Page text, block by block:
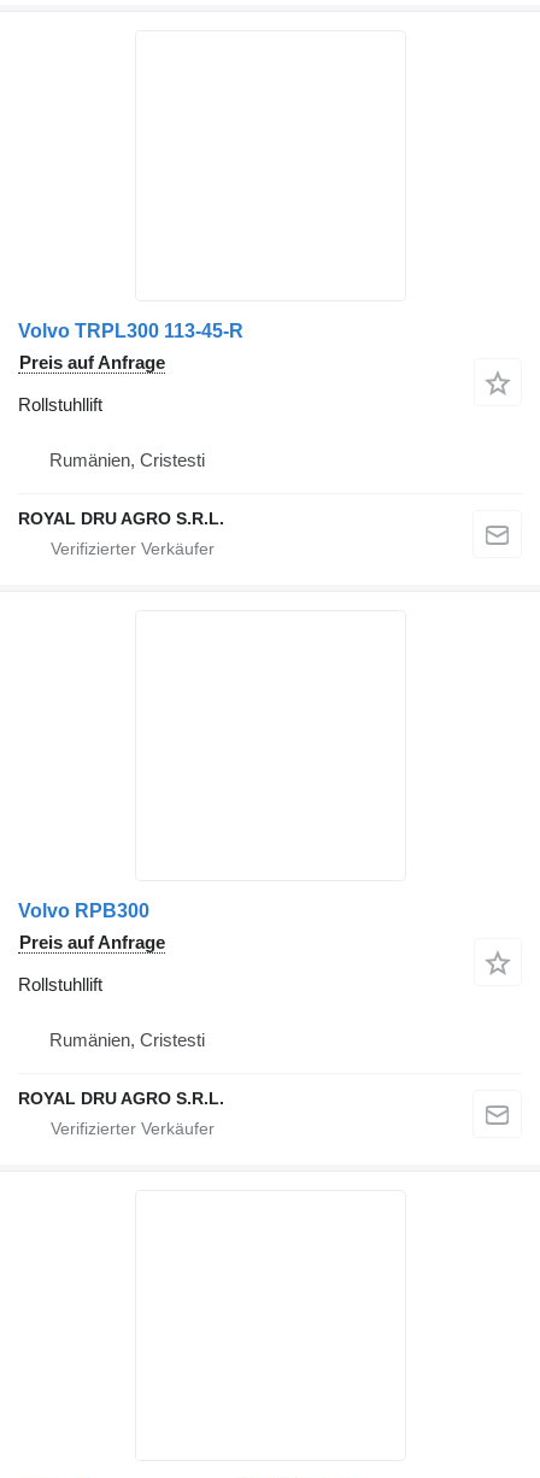
Volvo TRPL300 113-45-R
Preis auf Anfrage
Rollstuhllift
Rumänien, Cristesti
ROYAL DRU AGRO S.R.L.
Volvo RPB300
Preis auf Anfrage
Rollstuhllift
Rumänien, Cristesti
ROYAL DRU AGRO S.R.L.